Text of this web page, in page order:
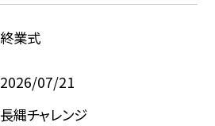
終業式
2026/07/21
長縄チャレンジ